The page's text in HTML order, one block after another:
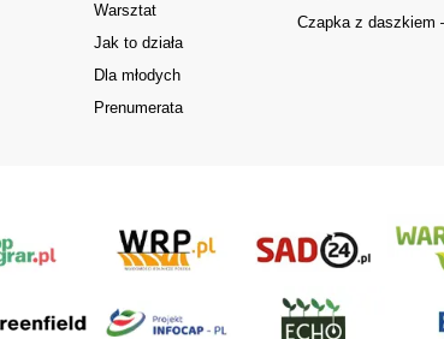
Warsztat
Jak to działa
Dla młodych
Prenumerata
Czapka z daszkiem